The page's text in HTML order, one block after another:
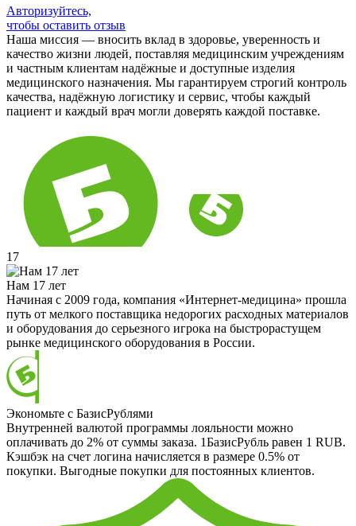
Авторизуйтесь,
чтобы оставить отзыв
Наша миссия — вносить вклад в здоровье, уверенность и
качество жизни людей, поставляя медицинским учреждениям
и частным клиентам надёжные и доступные изделия
медицинского назначения. Мы гарантируем строгий контроль
качества, надёжную логистику и сервис, чтобы каждый
пациент и каждый врач могли доверять каждой поставке.
17
Нам 17 лет
Начиная с 2009 года, компания «Интернет-медицина» прошла
путь от мелкого поставщика недорогих расходных материалов
и оборудования до серьезного игрока на быстрорастущем
рынке медицинского оборудования в России.
Экономьте с БазисРублями
Внутренней валютой программы лояльности можно
оплачивать до 2% от суммы заказа. 1БазисРубль равен 1 RUB.
Кэшбэк на счет логина начисляется в размере 0.5% от
покупки. Выгодные покупки для постоянных клиентов.